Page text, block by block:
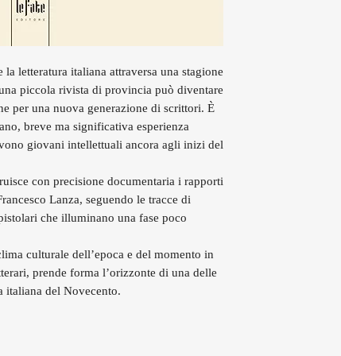
letteratura italiana attraversa una stagione
piccola rivista di provincia può diventare
per una nuova generazione di scrittori. È
breve ma significativa esperienza
giovani intellettuali ancora agli inizi del
con precisione documentaria i rapporti
Lanza, seguendo le tracce di
che illuminano una fase poco
culturale dell’epoca e del momento in
prende forma l’orizzonte di una delle
italiana del Novecento.